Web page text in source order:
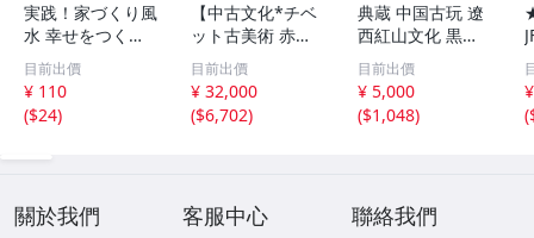
実践！家づくり風
水 幸せをつくる
家とインテリア/
浅野八郎(著者)
目前出價
¥ 110
($24)
【中古文化*チベ
ット古美術 赤縞
天眼瑪瑙丸珠 天
地天珠組み合わせ
ブレスレット 縞
瑪瑙 古玩 アンテ
目前出價
¥ 32,000
($6,702)
典蔵 中国古玩 遼
西紅山文化 黒曜
石 黒皮玉 太陽神
祈祷像 唐物 骨董
品 古美術 古玉 彫
刻 時代物 魔除け
目前出價
¥ 5,000
($1,048)
(
關於我們 客服中心 聯絡我們